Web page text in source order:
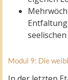
Modul 9: Die